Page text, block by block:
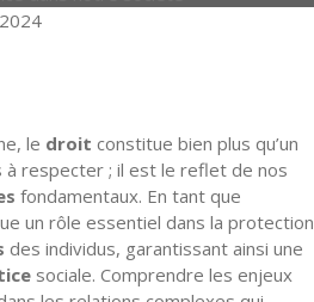
le droit constitue bien plus qu’un
à respecter ; il est le reflet de nos
fondamentaux. En tant que
un rôle essentiel dans la protection
des individus, garantissant ainsi une
sociale. Comprendre les enjeux